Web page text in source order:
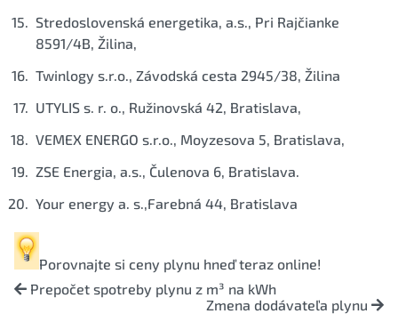
Stredoslovenská energetika, a.s., Pri Rajčianke
8591/4B, Žilina,
Twinlogy s.r.o., Závodská cesta 2945/38, Žilina
UTYLIS s. r. o., Ružinovská 42, Bratislava,
VEMEX ENERGO s.r.o., Moyzesova 5, Bratislava,
ZSE Energia, a.s., Čulenova 6, Bratislava.
Your energy a. s.,Farebná 44, Bratislava
Porovnajte si ceny plynu hneď teraz online!
Prepočet spotreby plynu z m³ na kWh
Zmena dodávateľa plynu